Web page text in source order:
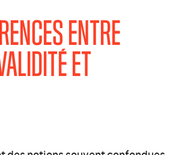
ENTRE
ET